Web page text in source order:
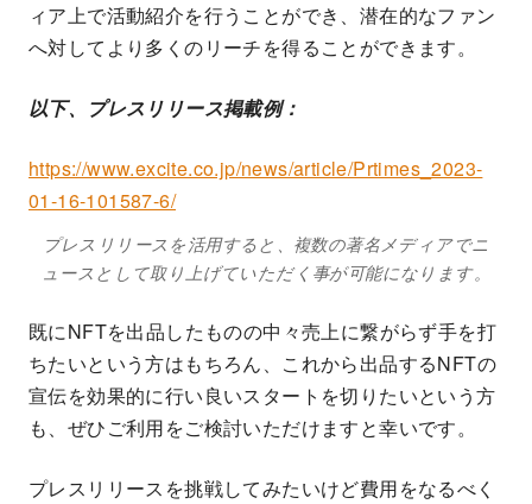
ィア上で活動紹介を行うことができ、潜在的なファン
へ対してより多くのリーチを得ることができます。
以下、プレスリリース掲載例：
https://www.excite.co.jp/news/article/Prtimes_2023-
01-16-101587-6/
プレスリリースを活用すると、複数の著名メディアでニ
ュースとして取り上げていただく事が可能になります。
既にNFTを出品したものの中々売上に繋がらず手を打
ちたいという方はもちろん、これから出品するNFTの
宣伝を効果的に行い良いスタートを切りたいという方
も、ぜひご利用をご検討いただけますと幸いです。
プレスリリースを挑戦してみたいけど費用をなるべく